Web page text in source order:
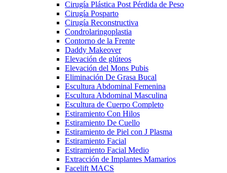
Cirugía Plástica Post Pérdida de Peso
Cirugía Posparto
Cirugía Reconstructiva
Condrolaringoplastia
Contorno de la Frente
Daddy Makeover
Elevación de glúteos
Elevación del Mons Pubis
Eliminación De Grasa Bucal
Escultura Abdominal Femenina
Escultura Abdominal Masculina
Escultura de Cuerpo Completo
Estiramiento Con Hilos
Estiramiento De Cuello
Estiramiento de Piel con J Plasma
Estiramiento Facial
Estiramiento Facial Medio
Extracción de Implantes Mamarios
Facelift MACS